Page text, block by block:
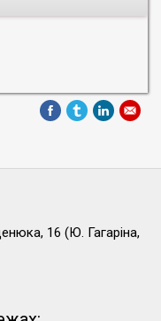
16 (Ю. Гагаріна,